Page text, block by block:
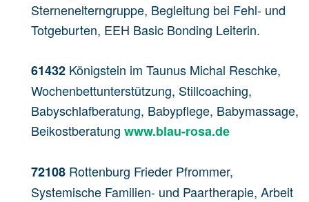
Sternenelterngruppe, Begleitung bei Fehl- und
Totgeburten, EEH Basic Bonding Leiterin.
61432 Königstein im Taunus Michal Reschke,
Wochenbettunterstützung, Stillcoaching,
Babyschlafberatung, Babypflege, Babymassage,
Beikostberatung www.blau-rosa.de
72108 Rottenburg Frieder Pfrommer,
Systemische Familien- und Paartherapie, Arbeit